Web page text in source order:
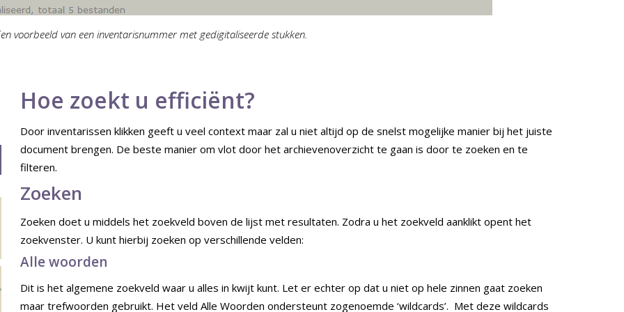
voorbeeld van een inventarisnummer met gedigitaliseerde stukken.
Hoe zoekt u efficiënt?
Door inventarissen klikken geeft u veel context maar zal u niet altijd op de snelst mogelijke manier bij het juiste
document brengen. De beste manier om vlot door het archievenoverzicht te gaan is door te zoeken en te
filteren.
Zoeken
Zoeken doet u middels het zoekveld boven de lijst met resultaten. Zodra u het zoekveld aanklikt opent het
zoekvenster. U kunt hierbij zoeken op verschillende velden:
Alle woorden
Dit is het algemene zoekveld waar u alles in kwijt kunt. Let er echter op dat u niet op hele zinnen gaat zoeken
maar trefwoorden gebruikt. Het veld Alle Woorden ondersteunt zogenoemde ‘wildcards’. Met deze wildcards